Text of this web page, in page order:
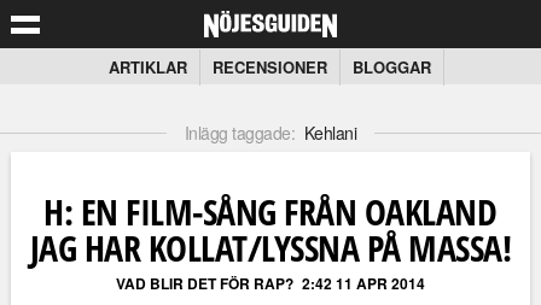
ARTIKLAR RECENSIONER BLOGGAR
Inlägg taggade: Kehlani
H: EN FILM-SÅNG FRÅN OAKLAND
JAG HAR KOLLAT/LYSSNA PÅ MASSA!
VAD BLIR DET FÖR RAP? 2:42 11 APR 2014